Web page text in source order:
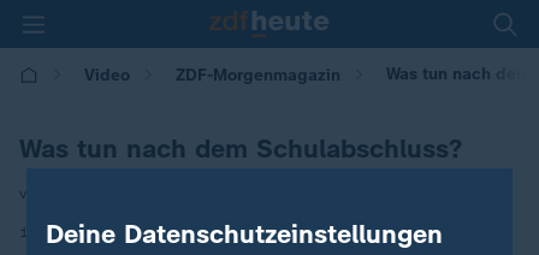
Video ZDF-Morgenmagazin Was tun nach dem
Was tun nach dem Schulabschluss?
von Raphael Altmann
12.05.2026 | 05:30
Deine Datenschutzeinstellungen